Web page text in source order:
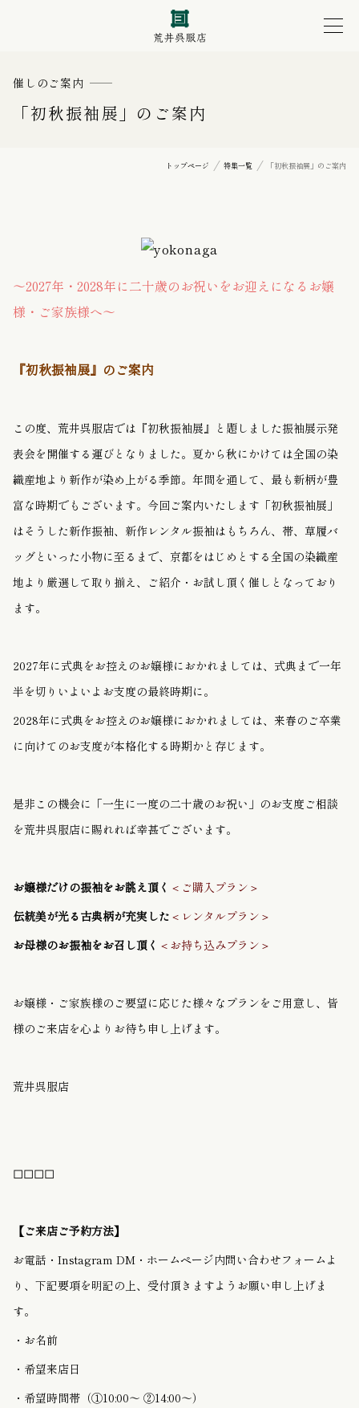
催しのご案内
「初秋振袖展」のご案内
トップページ 特集一覧 「初秋振袖展」のご案内
〜2027年・2028年に二十歳のお祝いをお迎えになるお嬢
様・ご家族様へ〜
『初秋振袖展』のご案内
この度、荒井呉服店では『初秋振袖展』と題しました振袖展示発
表会を開催する運びとなりました。夏から秋にかけては全国の染
織産地より新作が染め上がる季節。年間を通して、最も新柄が豊
富な時期でもございます。今回ご案内いたします「初秋振袖展」
はそうした新作振袖、新作レンタル振袖はもちろん、帯、草履バ
ッグといった小物に至るまで、京都をはじめとする全国の染織産
地より厳選して取り揃え、ご紹介・お試し頂く催しとなっており
ます。
2027年に式典をお控えのお嬢様におかれましては、式典まで一年
半を切りいよいよお支度の最終時期に。
2028年に式典をお控えのお嬢様におかれましては、来春のご卒業
に向けてのお支度が本格化する時期かと存じます。
是非この機会に「一生に一度の二十歳のお祝い」のお支度ご相談
を荒井呉服店に賜れれば幸甚でございます。
お嬢様だけの振袖をお誂え頂く ＜ご購入プラン＞
伝統美が光る古典柄が充実した ＜レンタルプラン＞
お母様のお振袖をお召し頂く ＜お持ち込みプラン＞
お嬢様・ご家族様のご要望に応じた様々なプランをご用意し、皆
様のご来店を心よりお待ち申し上げます。
荒井呉服店
◻︎◻︎◻︎◻︎
【ご来店ご予約方法】
お電話・Instagram DM・ホームページ内問い合わせフォームよ
り、下記要項を明記の上、受付頂きますようお願い申し上げま
す。
・お名前
・希望来店日
・希望時間帯（①10:00〜 ②14:00〜）